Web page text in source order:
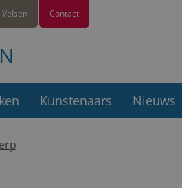
Contact
Kunstenaars Nieuws